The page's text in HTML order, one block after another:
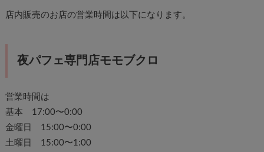
店内販売のお店の営業時間は以下になります。
夜パフェ専門店モモブクロ
営業時間は
基本 17:00〜0:00
金曜日 15:00〜0:00
土曜日 15:00〜1:00